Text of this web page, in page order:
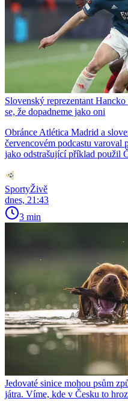
Slovenský reprezentant
se, že dopadneme jako oni
Obránce Atlética Madrid a
červencovém podcastu varoval
jako odstrašující příklad použil
SportyŽivě
dnes, 21:43
3 min
Jedovaté sinice mohou psům
játra. Víme, kde v Česku to